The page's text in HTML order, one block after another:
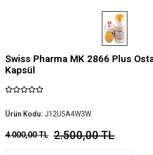
Swiss Pharma MK 2866 Plus
Kapsül
Ürün Kodu: J12U5A4W3W
4.000,00 TL 2.500,00 TL